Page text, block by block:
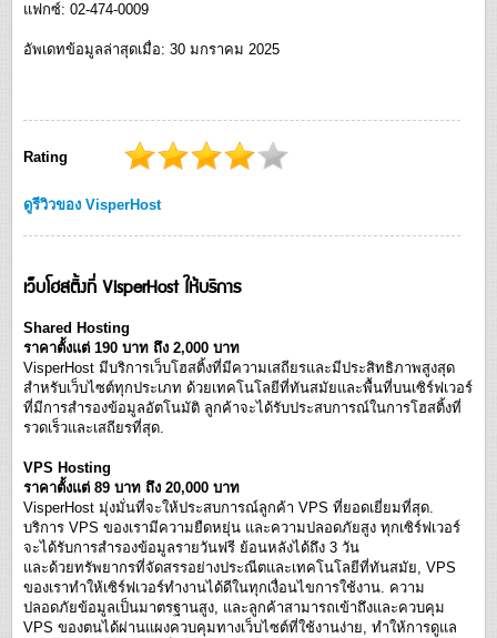
แฟกซ์: 02-474-0009
อัพเดทข้อมูลล่าสุดเมื่อ: 30 มกราคม 2025
Rating
ดูรีวิวของ VisperHost
เว็บโฮสติ้งที่ VisperHost ให้บริการ
Shared Hosting
ราคาตั้งแต่ 190 บาท ถึง 2,000 บาท
VisperHost มีบริการเว็บโฮสติ้งที่มีความเสถียรและมีประสิทธิภาพสูงสุด
สำหรับเว็บไซต์ทุกประเภท ด้วยเทคโนโลยีที่ทันสมัยและพื้นที่บนเซิร์ฟเวอร์
ที่มีการสำรองข้อมูลอัตโนมัติ ลูกค้าจะได้รับประสบการณ์ในการโฮสติ้งที่
รวดเร็วและเสถียรที่สุด.
VPS Hosting
ราคาตั้งแต่ 89 บาท ถึง 20,000 บาท
VisperHost มุ่งมั่นที่จะให้ประสบการณ์ลูกค้า VPS ที่ยอดเยี่ยมที่สุด.
บริการ VPS ของเรามีความยืดหยุ่น และความปลอดภัยสูง ทุกเซิร์ฟเวอร์
จะได้รับการสำรองข้อมูลรายวันฟรี ย้อนหลังได้ถึง 3 วัน
และด้วยทรัพยากรที่จัดสรรอย่างประณีตและเทคโนโลยีที่ทันสมัย, VPS
ของเราทำให้เซิร์ฟเวอร์ทำงานได้ดีในทุกเงื่อนไขการใช้งาน. ความ
ปลอดภัยข้อมูลเป็นมาตรฐานสูง, และลูกค้าสามารถเข้าถึงและควบคุม
VPS ของตนได้ผ่านแผงควบคุมทางเว็บไซต์ที่ใช้งานง่าย, ทำให้การดูแล